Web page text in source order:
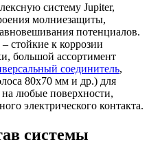
систему Jupiter,
молниезащиты,
потенциалов.
стойкие к коррозии
большой ассортимент
соединитель,
80х70 мм и др.) для
на любые поверхности,
электрического контакта.
системы